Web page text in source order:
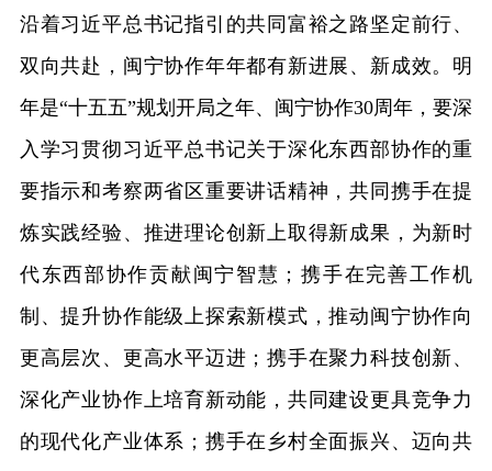
沿着习近平总书记指引的共同富裕之路坚定前行、
双向共赴，闽宁协作年年都有新进展、新成效。明
年是“十五五”规划开局之年、闽宁协作30周年，要深
入学习贯彻习近平总书记关于深化东西部协作的重
要指示和考察两省区重要讲话精神，共同携手在提
炼实践经验、推进理论创新上取得新成果，为新时
代东西部协作贡献闽宁智慧；携手在完善工作机
制、提升协作能级上探索新模式，推动闽宁协作向
更高层次、更高水平迈进；携手在聚力科技创新、
深化产业协作上培育新动能，共同建设更具竞争力
的现代化产业体系；携手在乡村全面振兴、迈向共